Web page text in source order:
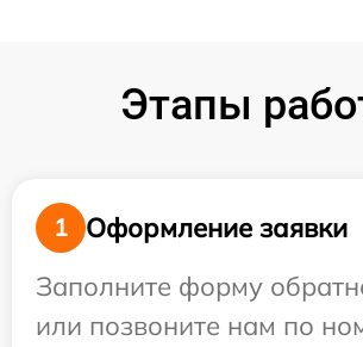
Этапы
1
Оформление заявки
Заполните форму
или позвоните нам по